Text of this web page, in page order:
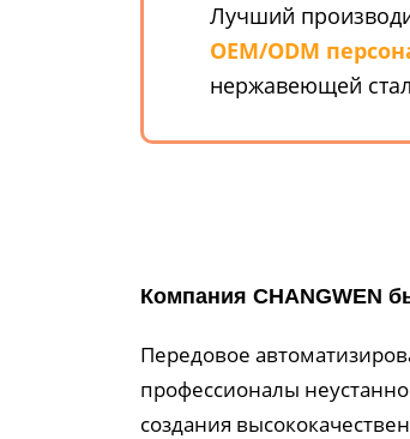
Лучший
OEM/ODM
нержавеющей
Компания CHANGWEN
Передовое
профессионалы
создания